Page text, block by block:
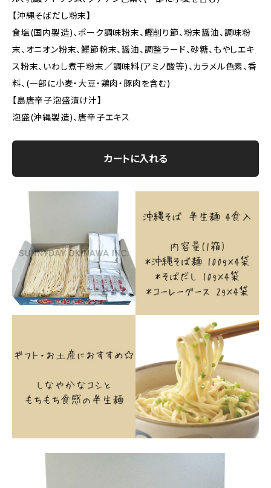
【沖縄そばだし粉末】
食塩(国内製造)、ポーク調味粉末、鰹削り節、粉末醤油、調味粉
末、オニオン粉末、鰹節粉末、醤油、調整ラード、砂糖、もやしエキ
ス粉末、いわし煮干粉末／調味料(アミノ酸等)、カラメル色素、香
料、(一部に小麦・大豆・鶏肉・豚肉を含む)
【島唐辛子泡盛漬け汁】
泡盛(沖縄製造)、唐辛子エキス
カートに入れる